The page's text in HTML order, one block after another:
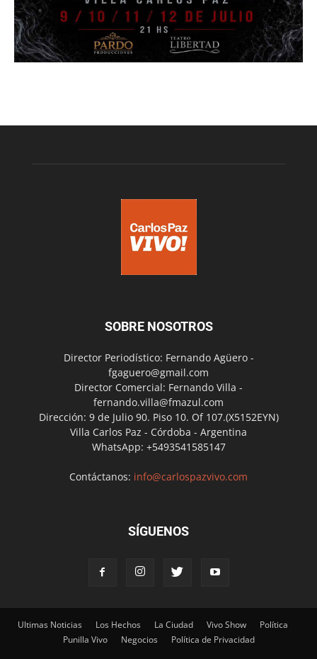
SOBRE NOSOTROS
Director Periodístico: Fernando Agüero -
fgaguero@gmail.com
Director Comercial: Fernando Villa -
fernando.villa@fmazul.com
Dirección: 9 de Julio 90. Piso 10. Of 107.(X5152EYN)
Villa Carlos Paz - Córdoba - Argentina
WhatsApp: +5493541585147
Contáctanos: info@carlospazvivo.com
SÍGUENOS
Ultimas Noticias Los Hechos La Ciudad Vivo Show
Política
Punilla Vivo
Negocios Política de Privacidad